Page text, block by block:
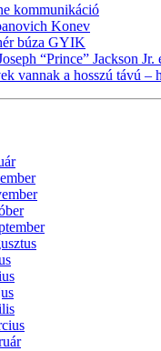
kommunikáció
Konev
búza GYIK
“Prince” Jackson Jr.
vannak a hosszú távú –